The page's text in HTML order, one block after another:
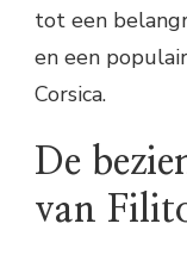
tot een
en een
Corsica.
De
van